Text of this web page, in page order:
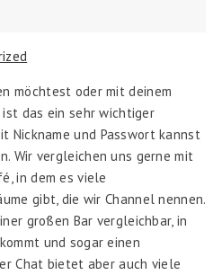
möchtest oder mit deinem
das ein sehr wichtiger
Nickname und Passwort kannst
Wir vergleichen uns gerne mit
in dem es viele
gibt, die wir Channel nennen.
großen Bar vergleichbar, in
und sogar einen
Chat bietet aber auch viele